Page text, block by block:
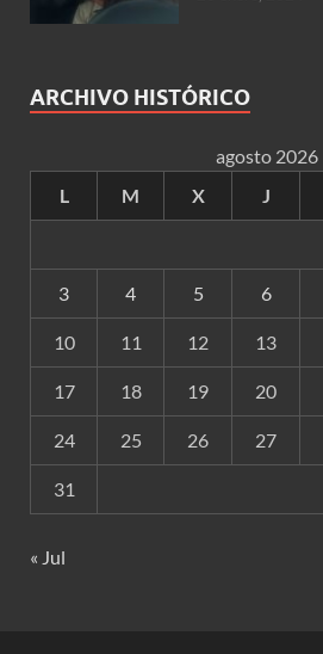
ARCHIVO HISTÓRICO
agosto 2026
L
M X J
3 4 5 6
10 11 12 13
17 18 19 20
24 25 26 27
31
« Jul